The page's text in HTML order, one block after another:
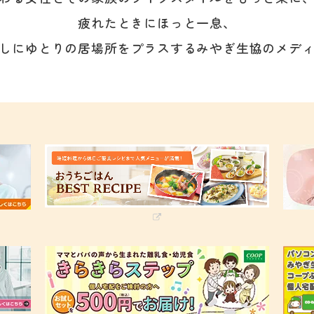
疲れたときにほっと一息、
にゆとりの居場所をプラスするみやぎ生協のメデ